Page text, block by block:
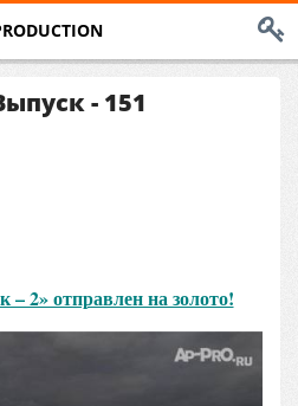
- 151
2» отправлен на золото!